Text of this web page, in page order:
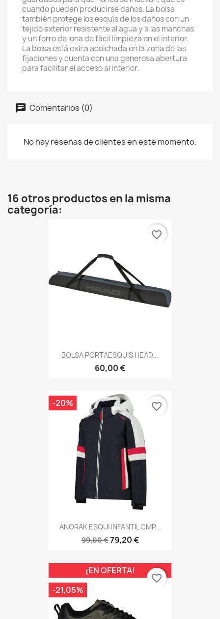
cuando pueden producirse daños. La bolsa
también protege los esquís de los daños con un
tejido exterior resistente al agua y a las manchas
y un forro de lona de fácil limpieza en el interior.
La bolsa está extra acolchada en la zona de las
fijaciones y cuenta con una generosa abertura
para facilitar el acceso al interior.
Comentarios (0)
No hay reseñas de clientes en este momento.
16 otros productos en la misma
categoría:
BOLSA PORTAESQUIS HEAD...
60,00 €
favorite_border
ANORAK ESQUI INFANTIL CMP...
99,00 €79,20 €
-20% favorite_border
¡EN OFERTA!
-21,05%
favorite_border